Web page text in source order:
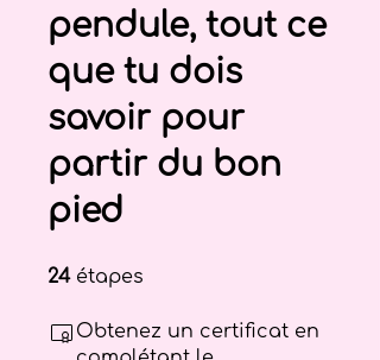
pendule, tout ce
que tu dois
savoir pour
partir du bon
pied
24 étapes
Obtenez un certificat en